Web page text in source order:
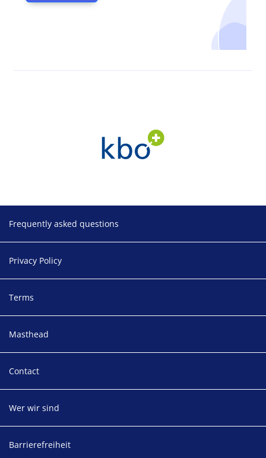
Frequently asked questions
Privacy Policy
Terms
Masthead
Contact
Wer wir sind
Barrierefreiheit